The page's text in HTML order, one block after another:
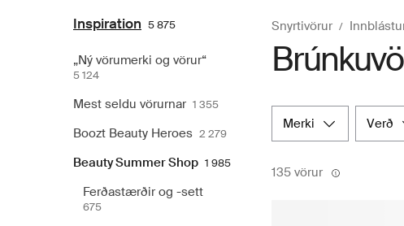
Inspiration 5 875
„Ný vörumerki og vörur“
5 124
Mest seldu vörurnar 1 355
Boozt Beauty Heroes 2 279
Beauty Summer Shop 1 985
Ferðastærðir og -sett
675
Snyrtivörur
merki verð
135 vörur